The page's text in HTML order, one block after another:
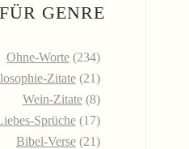
GENRE
Ohne-Worte (234)
Zitate (21)
Wein-Zitate (8)
Sprüche (17)
Bibel-Verse (21)